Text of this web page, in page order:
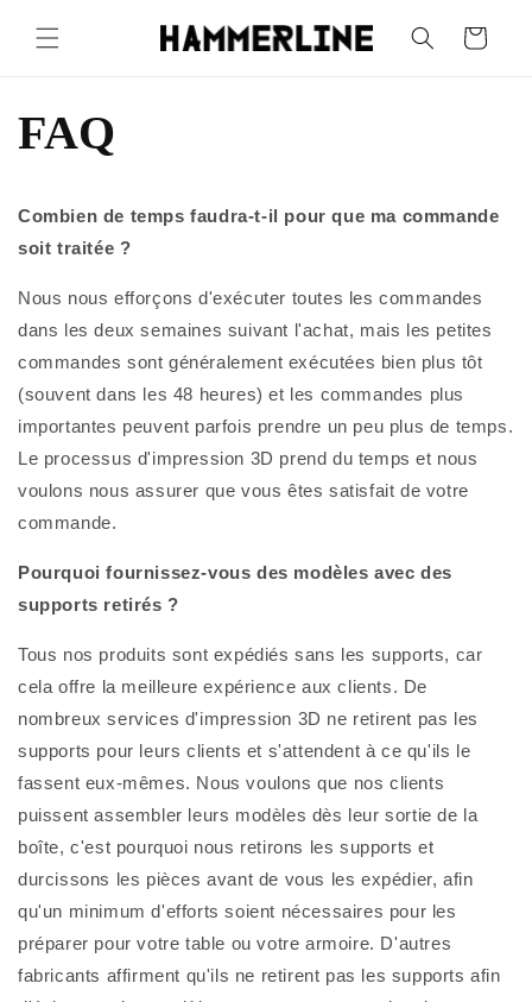
Panier
FAQ
Combien de temps faudra-t-il pour que ma commande
soit traitée ?
Nous nous efforçons d'exécuter toutes les commandes
dans les deux semaines suivant l'achat, mais les petites
commandes sont généralement exécutées bien plus tôt
(souvent dans les 48 heures) et les commandes plus
importantes peuvent parfois prendre un peu plus de temps.
Le processus d'impression 3D prend du temps et nous
voulons nous assurer que vous êtes satisfait de votre
commande.
Pourquoi fournissez-vous des modèles avec des
supports retirés ?
Tous nos produits sont expédiés sans les supports, car
cela offre la meilleure expérience aux clients. De
nombreux services d'impression 3D ne retirent pas les
supports pour leurs clients et s'attendent à ce qu'ils le
fassent eux-mêmes. Nous voulons que nos clients
puissent assembler leurs modèles dès leur sortie de la
boîte, c'est pourquoi nous retirons les supports et
durcissons les pièces avant de vous les expédier, afin
qu'un minimum d'efforts soient nécessaires pour les
préparer pour votre table ou votre armoire. D'autres
fabricants affirment qu'ils ne retirent pas les supports afin